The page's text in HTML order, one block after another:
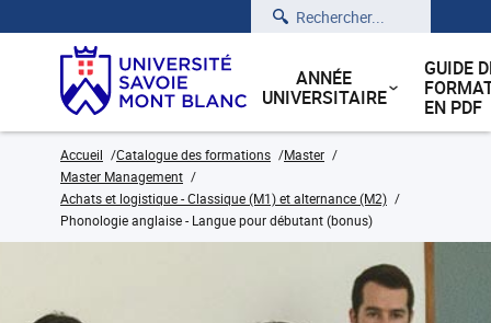
Rechercher
ANNÉE
UNIVERSITAIRE
GUIDE
EN PDF
Accueil Catalogue des formations
Master
Master Management
Achats et logistique - Classique (M1) et alternance (M2)
Phonologie anglaise - Langue pour débutant (bonus)